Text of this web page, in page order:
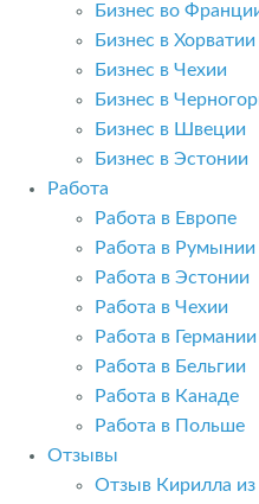
Бизнес во
Бизнес в Хорватии
Бизнес в Чехии
Бизнес в
Бизнес в Швеции
Бизнес в Эстонии
Работа
Работа в Европе
Работа в Румынии
Работа в Эстонии
Работа в Чехии
Работа в Германии
Работа в Бельгии
Работа в Канаде
Работа в Польше
Отзывы
Отзыв Кирилла